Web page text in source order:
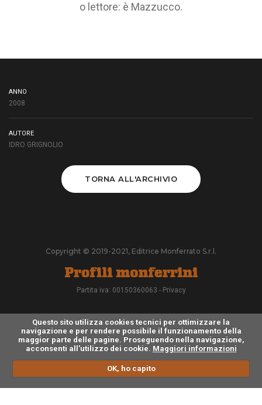
o lettore: è Mazzucco.
ANNO
2008
AUTORE
IDRO GRIGNOLIO
TORNA ALL'ARCHIVIO
Copyright © 2019-2021, Editrice Monferrato S.r.l.
Partita iva: 00150360063 - Privacy
Questo sito utilizza cookies tecnici per ottimizzare la
navigazione e per rendere possibile il funzionamento della
maggior parte delle pagine. Proseguendo nella navigazione,
acconsenti all'utilizzo dei cookie. Maggiori informazioni
OK, ho capito